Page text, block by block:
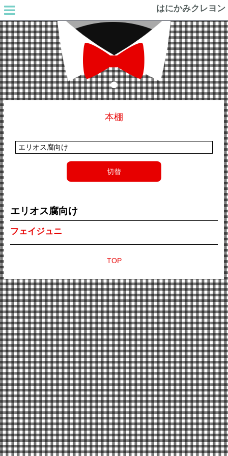
はにかみクレヨン
本棚
切替
エリオス腐向け
フェイジュニ
TOP